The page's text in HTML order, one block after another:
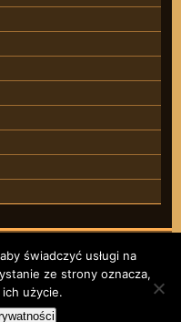
świadczyć usługi na
ze strony oznacza,
użycie.